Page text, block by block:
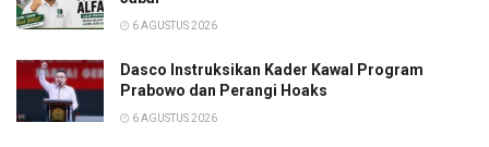
6 AGUSTUS 2026
Dasco Instruksikan Kader Kawal Program
Prabowo dan Perangi Hoaks
6 AGUSTUS 2026